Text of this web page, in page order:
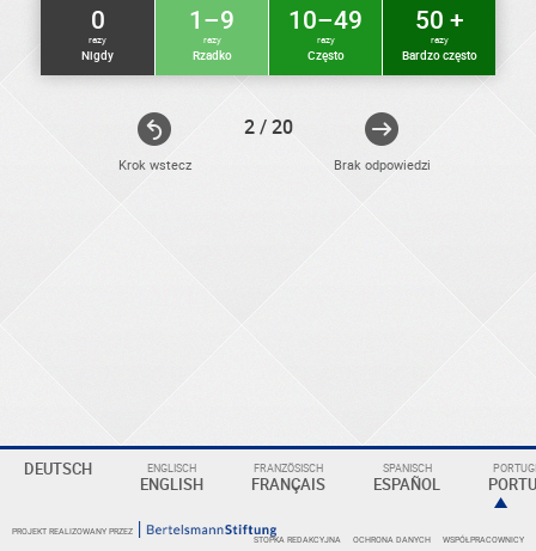
Krok wstecz
0
razy
Nigdy
1–9
razy
Rzadko
10–49
razy
Często
50 +
razy
Bardzo często
2 / 20
Brak odpowiedzi
DEUTSCH ENGLISCH
ENGLISH
FRANZÖSISCH
FRANÇAIS
SPANISCH
ESPAÑOL
PROJEKT REALIZOWANY PRZEZ
STOPKA REDAKCYJNA OCHRONA DANYCH WSPÓŁPRACOWNICY
Eine
Überschrift